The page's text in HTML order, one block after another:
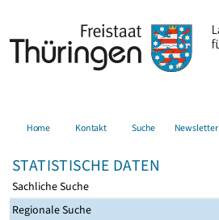
Home Kontakt Suche Newsletter
STATISTISCHE DATEN
Sachliche Suche
Regionale Suche